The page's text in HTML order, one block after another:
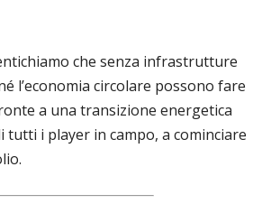
che senza infrastrutture
l’economia circolare possono fare
a una transizione energetica
tutti i player in campo, a cominciare